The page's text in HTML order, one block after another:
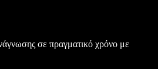
σε πραγματικό χρόνο με